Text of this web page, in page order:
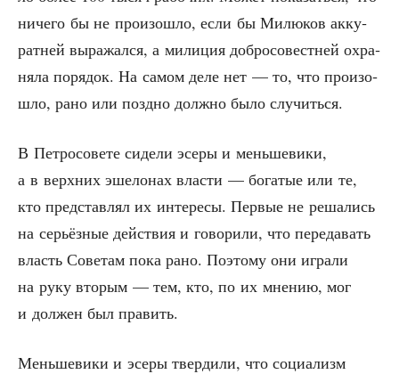
ниче­го бы не про­изо­шло, если бы Милю­ков акку­
рат­ней выра­жал­ся, а мили­ция доб­ро­со­вест­ней охра­
ня­ла поря­док. На самом деле нет — то, что про­изо­
шло, рано или позд­но долж­но было случиться.
В Пет­ро­со­ве­те сиде­ли эсе­ры и мень­ше­ви­ки,
а в верх­них эше­ло­нах вла­сти — бога­тые или те,
кто пред­став­лял их инте­ре­сы. Пер­вые не реша­лись
на серьёз­ные дей­ствия и гово­ри­ли, что пере­да­вать
власть Сове­там пока рано. Поэто­му они игра­ли
на руку вто­рым — тем, кто, по их мне­нию, мог
и дол­жен был править.
Мень­ше­ви­ки и эсе­ры твер­ди­ли, что соци­а­лизм